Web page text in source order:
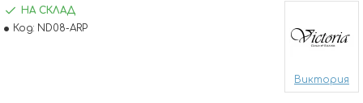
НА СКЛАД
Код: ND08-ARP
Виктория